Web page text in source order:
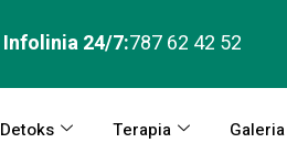
Infolinia 24/7:787 62 42 52
Detoks Terapia Galeria